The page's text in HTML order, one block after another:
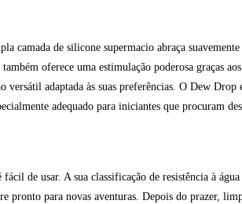
camada de silicone supermacio abraça
oferece uma estimulação poderosa graças
adaptada às suas preferências. O Dew
adequado para iniciantes que procuram
de usar. A sua classificação de resistência à
pronto para novas aventuras. Depois do prazer,